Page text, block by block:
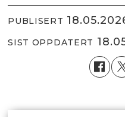
PUBLISERT
SIST OPPDATERT